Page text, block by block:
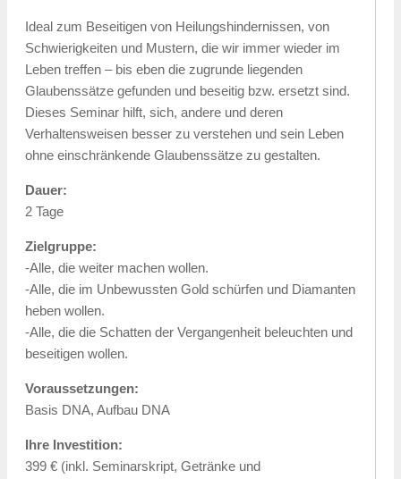
Ideal zum Beseitigen von Heilungshindernissen, von
Schwierigkeiten und Mustern, die wir immer wieder im
Leben treffen – bis eben die zugrunde liegenden
Glaubenssätze gefunden und beseitig bzw. ersetzt sind.
Dieses Seminar hilft, sich, andere und deren
Verhaltensweisen besser zu verstehen und sein Leben
ohne einschränkende Glaubenssätze zu gestalten.
Dauer:
2 Tage
Zielgruppe:
-Alle, die weiter machen wollen.
-Alle, die im Unbewussten Gold schürfen und Diamanten
heben wollen.
-Alle, die die Schatten der Vergangenheit beleuchten und
beseitigen wollen.
Voraussetzungen:
Basis DNA, Aufbau DNA
Ihre Investition:
399 € (inkl. Seminarskript, Getränke und